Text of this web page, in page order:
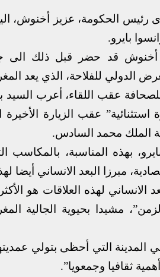
رئيس الحكومة، عزيز أخنوش،
بايرو.
قد حضر قبل ذلك الى
الدولي للفلاحة، الذي يعد
عقب اللقاء، أعرب السيد
عقب الزيارة
الملك محمد السادس.
بهذه المناسبة،
مبرزا البعد الانساني أيضا
الانساني لهذه العلاقات هو
مشيدا بحيوية الجالية
التي أحظى بتولي عمديتها،
ثقافيا وجمعويا”.